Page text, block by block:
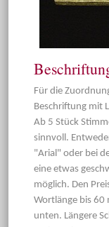
Für die
Beschriftung mit
Ab 5 Stück
sinnvoll.
"Arial" oder bei
eine etwas
möglich. Den
Wortlänge bis 60
unten. Längere